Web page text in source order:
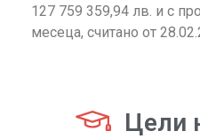
127 759 359,94 лв. и с
месеца, считано от
Цели